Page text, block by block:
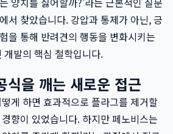
서 찾았습니다. 강압과 통제가 아닌, 긍
을 통해 반려견의 행동을 변화시키는
개발의 핵심 철학입니다.
을 깨는 새로운 접근
게 하면 효과적으로 플라그를 제거할
향이 있었습니다. 하지만 페노비스는